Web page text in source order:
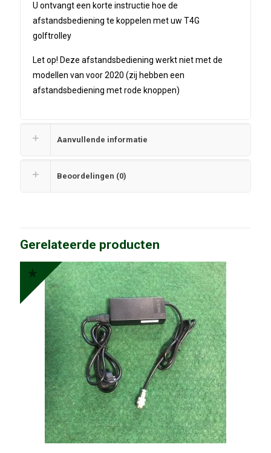
U ontvangt een korte instructie hoe de
afstandsbediening te koppelen met uw T4G
golftrolley
Let op! Deze afstandsbediening werkt niet met de
modellen van voor 2020 (zij hebben een
afstandsbediening met rode knoppen)
Aanvullende informatie
Beoordelingen (0)
Gerelateerde producten